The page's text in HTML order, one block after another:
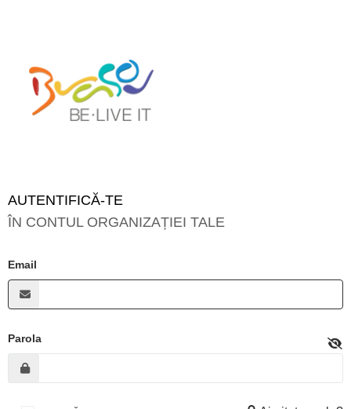
AUTENTIFICĂ-TE
ÎN CONTUL ORGANIZAȚIEI TALE
Email
Parola